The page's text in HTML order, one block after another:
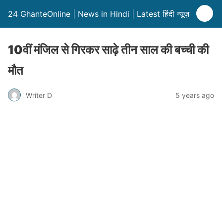
24 GhanteOnline | News in Hindi | Latest हिंदी न्यूज़
10वीं मंजिल से गिरकर साढ़े तीन साल की बच्ची की
मौत
Writer D 5 years ago